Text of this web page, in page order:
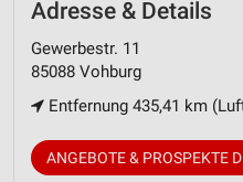
Adresse & Details
Gewerbestr. 11
85088 Vohburg
Entfernung 435,41 km
ANGEBOTE & PROSPEKTE